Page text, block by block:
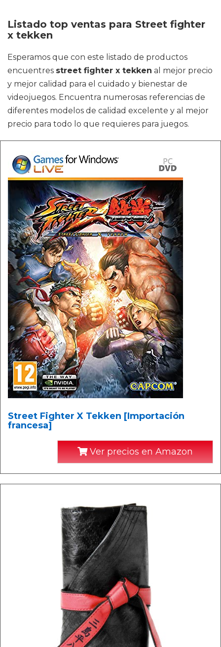
Listado top ventas para Street fighter
x tekken
Esperamos que con este listado de productos
encuentres street fighter x tekken al mejor precio
y mejor calidad para el cuidado y bienestar de
videojuegos. Encuentra numerosas referencias de
diferentes modelos de calidad excelente y al mejor
precio para todo lo que requieres para juegos.
Street Fighter X Tekken [Importación
francesa]
Ver precios en Amazon